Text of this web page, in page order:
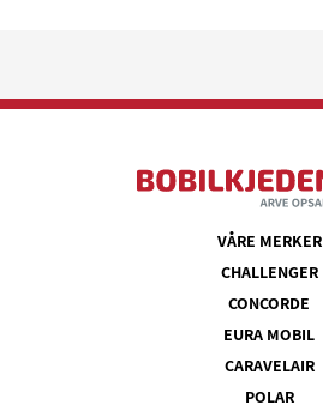
VÅRE MERKER
CHALLENGER
CONCORDE
EURA MOBIL
CARAVELAIR
POLAR